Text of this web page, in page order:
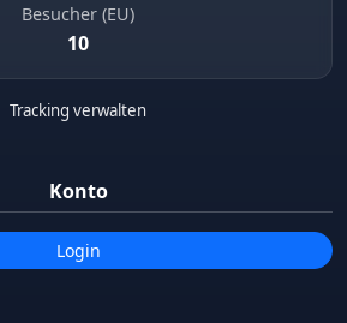
Besucher (EU)
10
Tracking verwalten
Konto
Login